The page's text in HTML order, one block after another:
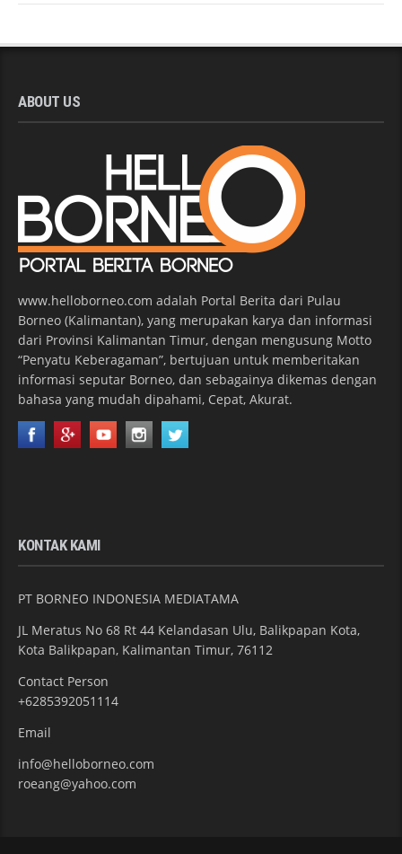
ABOUT US
www.helloborneo.com adalah Portal Berita dari Pulau
Borneo (Kalimantan), yang merupakan karya dan informasi
dari Provinsi Kalimantan Timur, dengan mengusung Motto
“Penyatu Keberagaman”, bertujuan untuk memberitakan
informasi seputar Borneo, dan sebagainya dikemas dengan
bahasa yang mudah dipahami, Cepat, Akurat.
KONTAK KAMI
PT BORNEO INDONESIA MEDIATAMA
JL Meratus No 68 Rt 44 Kelandasan Ulu, Balikpapan Kota,
Kota Balikpapan, Kalimantan Timur, 76112
Contact Person
+6285392051114
Email
info@helloborneo.com
roeang@yahoo.com